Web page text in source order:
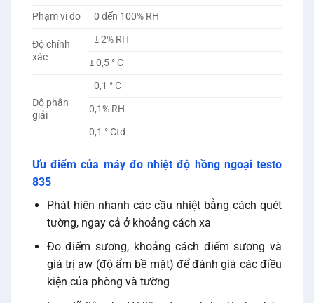
Phạm vi đo
0 đến 100% RH
Độ chính
xác
± 2% RH
± 0,5 ° C
Độ phân
giải
0,1 ° C
0,1% RH
0,1 ° Ctd
Ưu điểm của máy đo nhiệt độ hồng ngoại testo
835
Phát hiện nhanh các cầu nhiệt bằng cách quét
tường, ngay cả ở khoảng cách xa
Đo điểm sương, khoảng cách điểm sương và
giá trị aw (độ ẩm bề mặt) để đánh giá các điều
kiện của phòng và tường